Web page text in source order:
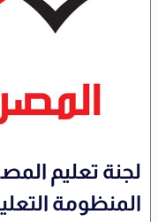
لجنة تعليم
المنظومة